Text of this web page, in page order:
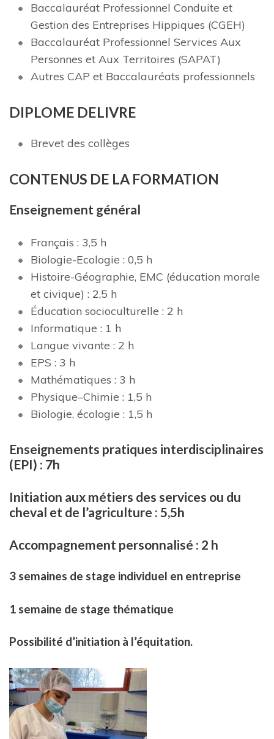
Baccalauréat Professionnel Conduite et
Gestion des Entreprises Hippiques (CGEH)
Baccalauréat Professionnel Services Aux
Personnes et Aux Territoires (SAPAT)
Autres CAP et Baccalauréats professionnels
DIPLOME DELIVRE
Brevet des collèges
CONTENUS DE LA FORMATION
Enseignement général
Français : 3,5 h
Biologie-Ecologie : 0,5 h
Histoire-Géographie, EMC (éducation morale
et civique) : 2,5 h
Éducation socioculturelle : 2 h
Informatique : 1 h
Langue vivante : 2 h
EPS : 3 h
Mathématiques : 3 h
Physique–Chimie : 1,5 h
Biologie, écologie : 1,5 h
Enseignements pratiques interdisciplinaires
(EPI) : 7h
Initiation aux métiers des services ou du
cheval et de l’agriculture : 5,5h
Accompagnement personnalisé : 2 h
3 semaines de stage individuel en entreprise
1 semaine de stage thématique
Possibilité d’initiation à l’équitation.